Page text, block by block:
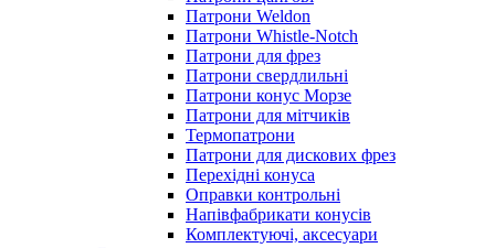
Патрони Weldon
Патрони Whistle-Notch
Патрони для фрез
Патрони свердлильні
Патрони конус Морзе
Патрони для мітчиків
Термопатрони
Патрони для дискових фрез
Перехідні конуса
Оправки контрольні
Напівфабрикати конусів
Комплектуючі, аксесуари